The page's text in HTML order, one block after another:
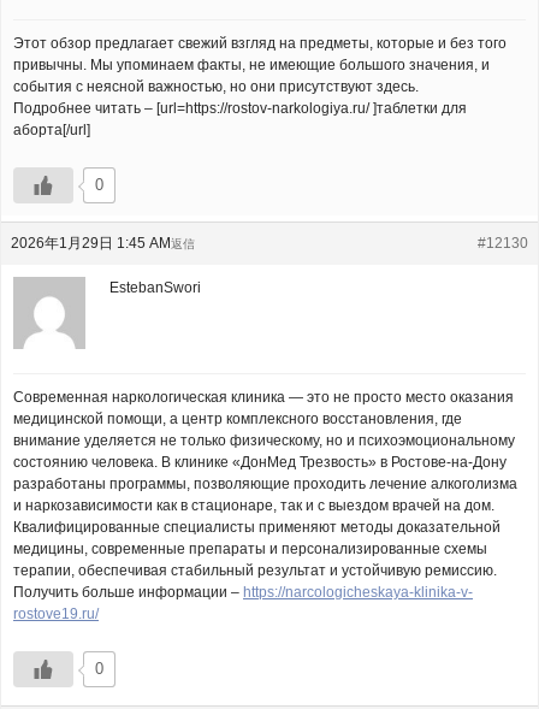
Этот обзор предлагает свежий взгляд на предметы, которые и без того
привычны. Мы упоминаем факты, не имеющие большого значения, и
события с неясной важностью, но они присутствуют здесь.
Подробнее читать – [url=https://rostov-narkologiya.ru/ ]таблетки для
аборта[/url]
0
2026年1月29日 1:45 AM #12130
返信
EstebanSwori
Современная наркологическая клиника — это не просто место оказания
медицинской помощи, а центр комплексного восстановления, где
внимание уделяется не только физическому, но и психоэмоциональному
состоянию человека. В клинике «ДонМед Трезвость» в Ростове-на-Дону
разработаны программы, позволяющие проходить лечение алкоголизма
и наркозависимости как в стационаре, так и с выездом врачей на дом.
Квалифицированные специалисты применяют методы доказательной
медицины, современные препараты и персонализированные схемы
терапии, обеспечивая стабильный результат и устойчивую ремиссию.
Получить больше информации – https://narcologicheskaya-klinika-v-
rostove19.ru/
0